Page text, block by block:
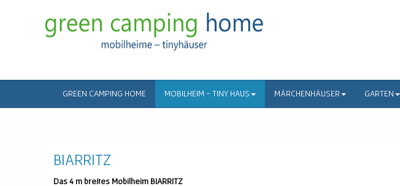
GREEN CAMPING HOME MOBILHEIM - TINY HAUS MÄRCHENHÄUSER GARTEN
BIARRITZ
Das 4 m breites Mobilheim BIARRITZ